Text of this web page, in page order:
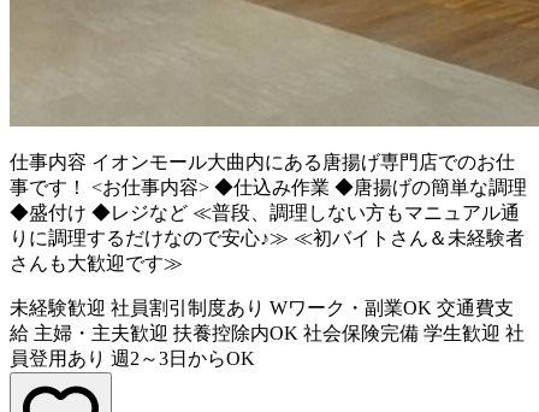
仕事内容 イオンモール大曲内にある唐揚げ専門店でのお仕
事です！ <お仕事内容> ◆仕込み作業 ◆唐揚げの簡単な調理
◆盛付け ◆レジなど ≪普段、調理しない方もマニュアル通
りに調理するだけなので安心♪≫ ≪初バイトさん＆未経験者
さんも大歓迎です≫
未経験歓迎 社員割引制度あり Wワーク・副業OK 交通費支
給 主婦・主夫歓迎 扶養控除内OK 社会保険完備 学生歓迎 社
員登用あり 週2～3日からOK